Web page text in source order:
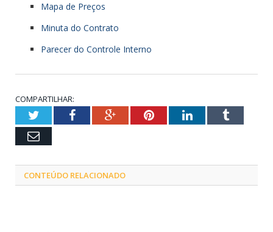
Mapa de Preços
Minuta do Contrato
Parecer do Controle Interno
COMPARTILHAR:
TwitterFacebookGoogle+PinterestLinkedInTumblr
Email
CONTEÚDO RELACIONADO